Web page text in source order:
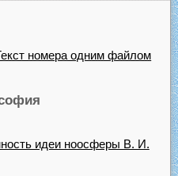
номера одним файлом
идеи ноосферы В. И.